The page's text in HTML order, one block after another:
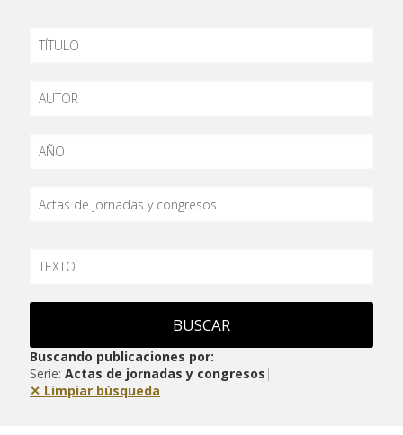
TÍTULO
AUTOR
AÑO
SERIE
TEXTO
BUSCAR
Buscando publicaciones por:
Serie: Actas de jornadas y congresos |
✕ Limpiar búsqueda